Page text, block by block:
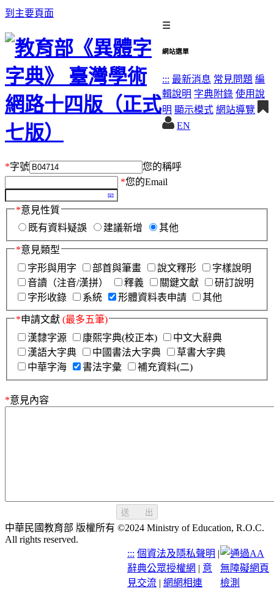
到主要頁面
☰
網站選單
::: 最新消息 常見問題 編
輯說明 字典附錄 使用說
明 顯示模式 網站導覽
EN
*字號
您的稱呼
*您的Email
*意見性質
既有資料疑誤
建議新增 其他
*意見類型
字形與用字
部首與筆畫 說文釋形
字樣說明
音讀（注音/漢拼）
釋義 關鍵文獻
研訂說明
字形收錄
系統 形體資料表申請 其他
*申請文獻 (最多五筆)
漢隸字源
康熙字典(校正本)
中文大辭典
漢語大字典
中國書法大字典
草書大字典
中華字海
書法字彙 補充資料(二)
*意見內容
送 出
中華民國教育部 版權所有 ©2024 Ministry of Education, R.O.C.
All rights reserved.
::: 個資法及隱私聲明 |
辭典公眾授權網 | 意
見交流 | 網網相連